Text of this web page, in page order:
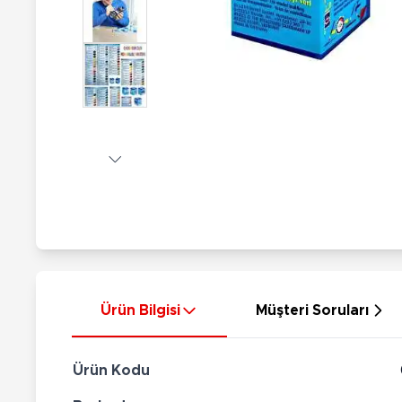
Hayvan Figürler
Çeşitli Figürler
Koleksiyon Figürler
Elektronik Ürünler
Nerf
Silahlar
Ürün Bilgisi Müşteri Soruları
Ürün Kodu